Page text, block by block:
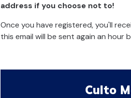
address if you choose not to!
Once you have registered, you'll
this email will be sent again an hour
Culto